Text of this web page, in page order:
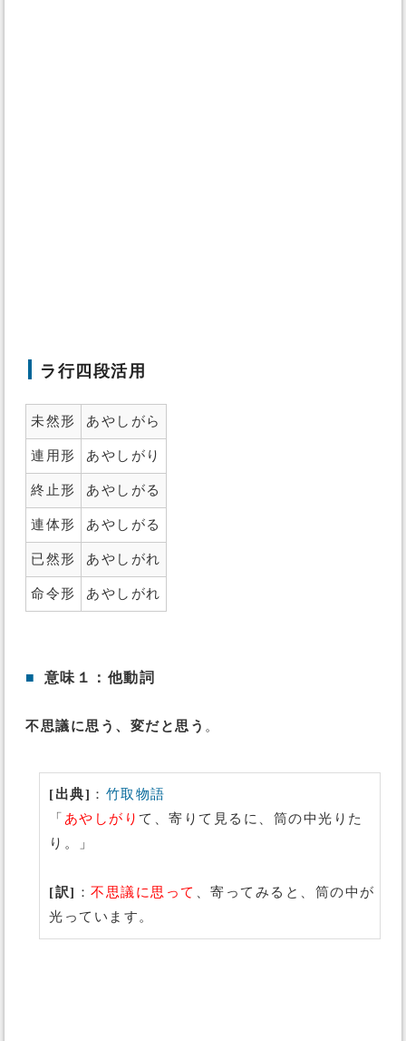
ラ行四段活用
未然形 あやしがら
連用形 あやしがり
終止形 あやしがる
連体形 あやしがる
已然形 あやしがれ
命令形 あやしがれ
■ 意味１：他動詞
不思議に思う、変だと思う 。
[出典] ： 竹取物語
「 あやしがり て、寄りて見るに、筒の中光りた
り。」
[訳] ： 不思議に思って
、寄ってみると、筒の中が
光っています。